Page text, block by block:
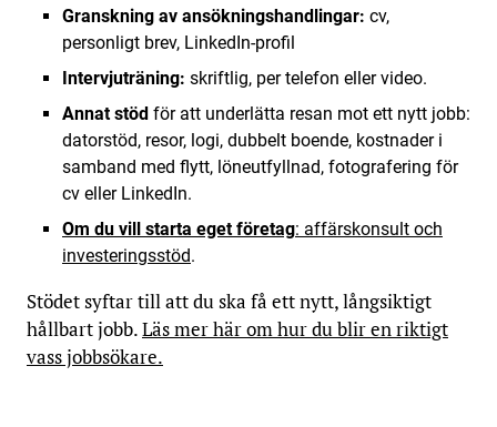
Granskning av ansökningshandlingar: cv,
personligt brev, LinkedIn-profil
Intervjuträning: skriftlig, per telefon eller video.
Annat stöd för att underlätta resan mot ett nytt jobb:
datorstöd, resor, logi, dubbelt boende, kostnader i
samband med flytt, löneutfyllnad, fotografering för
cv eller LinkedIn.
Om du vill starta eget företag: affärskonsult och
investeringsstöd.
Stödet syftar till att du ska få ett nytt, långsiktigt
hållbart jobb.Läs mer här om hur du blir en riktigt
vass jobbsökare.